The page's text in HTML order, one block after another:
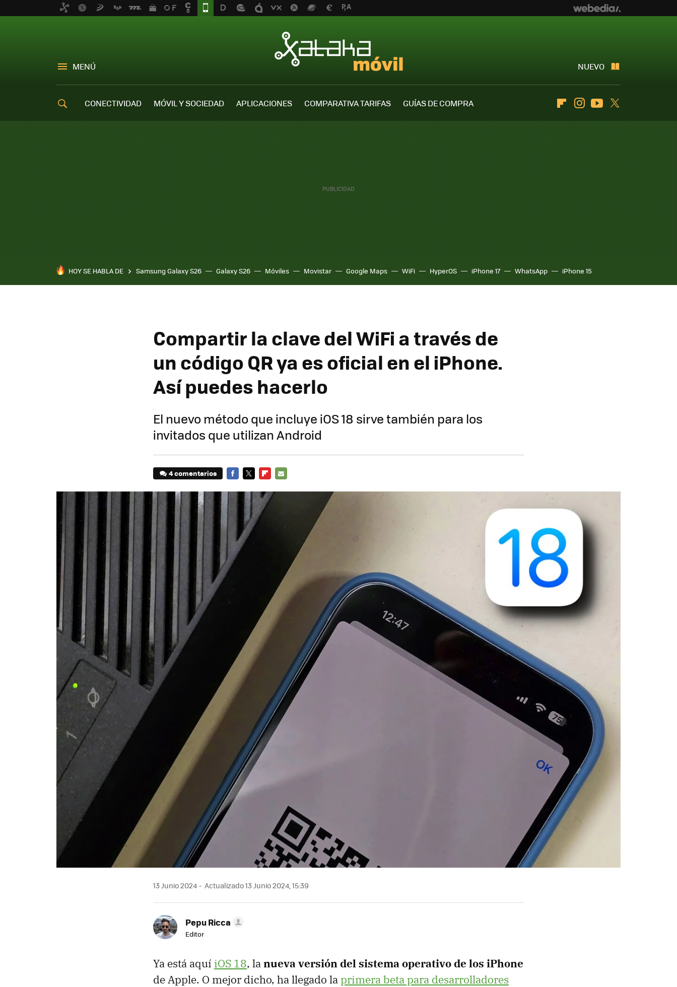
MENÚ NUEVO
CONECTIVIDAD MÓVIL Y SOCIEDAD APLICACIONES COMPARATIVA TARIFAS
GUÍAS DE COMPRA
FlipboardInstagramYoutube
HOY SE HABLA DE Samsung Galaxy S26 Galaxy S26 Móviles Movistar Google Maps WiFi HyperOS iPhone 17 WhatsApp iPhone 15
Compartir la clave del WiFi a través de
un código QR ya es oficial en el iPhone.
Así puedes hacerlo
El nuevo método que incluye iOS 18 sirve también para los
invitados que utilizan Android
4 comentarios
13 Junio 2024 Actualizado 13 Junio 2024, 15:39
Pepu Ricca
Editor
Ya está aquí iOS 18, lanueva versión del sistema operativo de los iPhone
de Apple. O mejor dicho, ha llegado laprimera beta para desarrolladores